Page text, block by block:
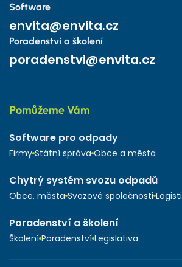
Software
envita@envita.cz
Poradenství a školení
poradenstvi@envita.cz
Pomůžeme Vám
Software pro odpady
Firmy Státní správa Obce a města
Chytrý systém svozu odpadů
Obce, města Svozové společnosti
Poradenství a školení
Školení Poradenství Legislativa